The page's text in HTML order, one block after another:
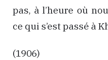
pas, à l’heure où
ce qui s’est passé à
(1906)